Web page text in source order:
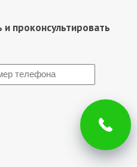
проконсультировать